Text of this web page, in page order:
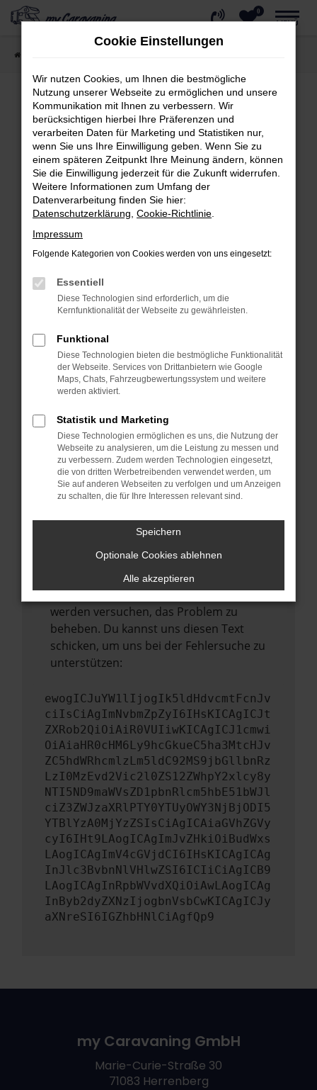
Zum
springen
0
MENÜ
Fehler: Network Error
Beim Laden ist ein Fehler aufgetreten.
Hier sind ein paar Tipps, die dir helfen können:
Überprüfe deine Firewall und deine
Internetverbindung.
Laden andere Webseiten, zum Beispiel
deine Suchmaschine?
Manche Erweiterungen, wie Werbeblocker,
können das Laden bestimmter Seiten
anderen Browser oder in einem privaten
Fenster?
Starte dein Gerät neu.
Das kann manchmal helfen,
vorübergehende Probleme zu beheben.
Stelle sicher, dass dein Browser und dein
Betriebssystem auf dem neuesten Stand
sind.
Veraltete Software birgt nicht nur ein
Sicherheitsrisiko, sondern kann auch dazu
führen, dass bestimmte Funktionen nicht
mehr unterstützt werden.
Wende dich an den Webseitenbetreiber.
Wenn du alle oben genannten Schritte
versucht hast, kontaktiere uns bitte. Wir
werden versuchen, das Problem zu
beheben. Du kannst uns diesen Text
schicken, um uns bei der Fehlersuche zu
unterstützen:
ewogICJuYW1lIjogIk5ldHdvcmtFcnJv
ciIsCiAgImNvbmZpZyI6IHsKICAgICJt
ZXRob2QiOiAiR0VUIiwKICAgICJ1cmwi
OiAiaHR0cHM6Ly9hcGkueC5ha3MtcHJv
ZC5hdWRhcmlzLm5ldC92MS9jbGllbnRz
LzI0MzEvd2Vic2l0ZS12ZWhpY2xlcy8y
NTI5ND9maWVsZD1pbnRlcm5hbE51bWJl
ciZ3ZWJzaXRlPTY0YTUyOWY3NjBjODI5
YTBlYzA0MjYzZSIsCiAgICAiaGVhZGVy
cyI6IHt9LAogICAgImJvZHkiOiBudWxs
LAogICAgImV4cGVjdCI6IHsKICAgICAg
InJlc3BvbnNlVHlwZSI6ICIiCiAgICB9
LAogICAgInRpbWVvdXQiOiAwLAogICAg
InByb2dyZXNzIjogbnVsbCwKICAgICJy
aXNreSI6IGZhbHNlCiAgfQp9
my Caravaning GmbH
Marie-Curie-Straße 30
71083 Herrenberg
Cookie Einstellungen
Wir nutzen Cookies, um Ihnen die bestmögliche
Nutzung unserer Webseite zu ermöglichen und unsere
Kommunikation mit Ihnen zu verbessern. Wir
berücksichtigen hierbei Ihre Präferenzen und
verarbeiten Daten für Marketing und Statistiken nur,
wenn Sie uns Ihre Einwilligung geben. Wenn Sie zu
einem späteren Zeitpunkt Ihre Meinung ändern, können
Sie die Einwilligung jederzeit für die Zukunft widerrufen.
Weitere Informationen zum Umfang der
Datenverarbeitung finden Sie hier:
Datenschutzerklärung Cookie-Richtlinie
Impressum
Folgende Kategorien von Cookies werden von uns eingesetzt:
Essentiell
Diese Technologien sind erforderlich, um die
Kernfunktionalität der Webseite zu gewährleisten.
Funktional
Diese Technologien bieten die bestmögliche Funktionalität
der Webseite. Services von Drittanbietern wie Google
Maps, Chats, Fahrzeugbewertungssystem und weitere
werden aktiviert.
Statistik und Marketing
Diese Technologien ermöglichen es uns, die Nutzung der
Webseite zu analysieren, um die Leistung zu messen und
zu verbessern. Zudem werden Technologien eingesetzt,
die von dritten Werbetreibenden verwendet werden, um
Sie auf anderen Webseiten zu verfolgen und um Anzeigen
zu schalten, die für Ihre Interessen relevant sind.
Speichern
Optionale Cookies ablehnen
Alle akzeptieren